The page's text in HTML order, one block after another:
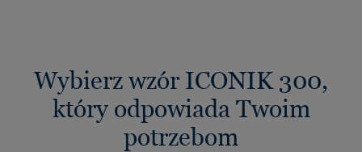
Wybierz wzór ICONIK 300,
który odpowiada Twoim
potrzebom